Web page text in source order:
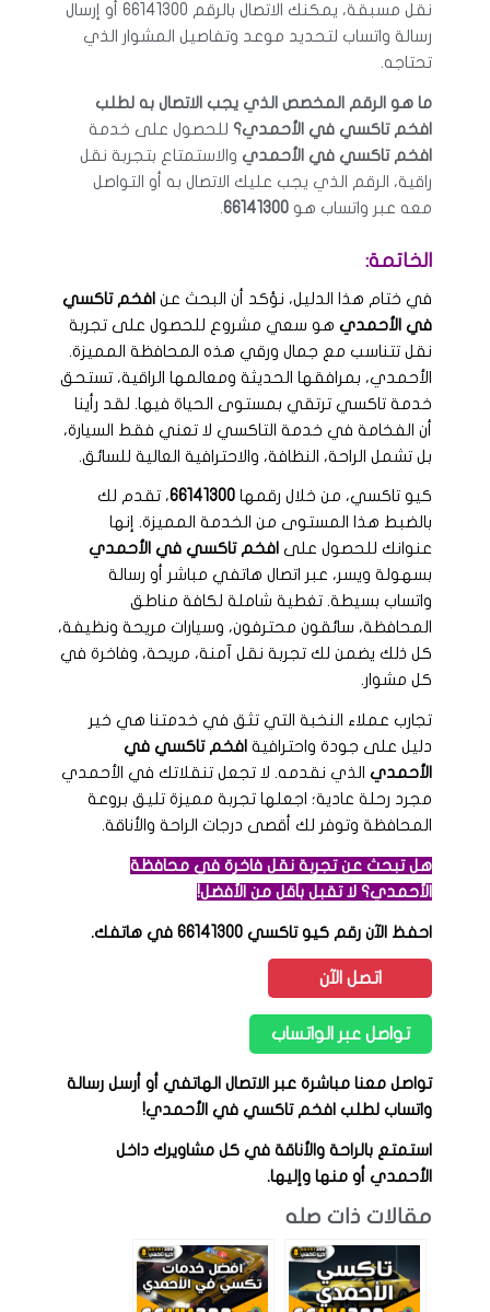
نقل مسبقة، يمكنك الاتصال بالرقم 66141300 أو إرسال
رسالة واتساب لتحديد موعد وتفاصيل المشوار الذي
تحتاجه.
ما هو الرقم المخصص الذي يجب الاتصال به لطلب
افخم تاكسي في الأحمدي؟ للحصول على خدمة
افخم تاكسي في الأحمدي والاستمتاع بتجربة نقل
راقية، الرقم الذي يجب عليك الاتصال به أو التواصل
معه عبر واتساب هو 66141300
.
الخاتمة:
في ختام هذا الدليل، نؤكد أن البحث عن افخم تاكسي
في الأحمديهو سعي مشروع للحصول على تجربة
نقل تتناسب مع جمال ورقي هذه المحافظة المميزة.
الأحمدي، بمرافقها الحديثة ومعالمها الراقية، تستحق
خدمة تاكسي ترتقي بمستوى الحياة فيها. لقد رأينا
أن الفخامة في خدمة التاكسي لا تعني فقط السيارة،
بل تشمل الراحة، النظافة، والاحترافية العالية للسائق.
كيو تاكسي، من خلال رقمها 66141300، تقدم لك
بالضبط هذا المستوى من الخدمة المميزة. إنها
عنوانك للحصول على افخم تاكسي في الأحمدي
بسهولة ويسر، عبر اتصال هاتفي مباشر أو رسالة
واتساب بسيطة. تغطية شاملة لكافة مناطق
المحافظة، سائقون محترفون، وسيارات مريحة ونظيفة،
كل ذلك يضمن لك تجربة نقل آمنة، مريحة، وفاخرة في
كل مشوار.
تجارب عملاء النخبة التي تثق في خدمتنا هي خير
دليل على جودة واحترافية افخم تاكسي في
الأحمديالذي نقدمه. لا تجعل تنقلاتك في الأحمدي
مجرد رحلة عادية؛ اجعلها تجربة مميزة تليق بروعة
المحافظة وتوفر لك أقصى درجات الراحة والأناقة.
هل تبحث عن تجربة نقل فاخرة في محافظة
الأحمدي؟ لا تقبل بأقل من الأفضل!
احفظ الآن رقم كيو تاكسي 66141300 في هاتفك.
اتصل الآن
تواصل عبر الواتساب
تواصل معنا مباشرة عبر الاتصال الهاتفي أو أرسل رسالة
واتساب لطلب افخم تاكسي في الأحمدي!
استمتع بالراحة والأناقة في كل مشاويرك داخل
الأحمدي أو منها وإليها.
مقالات ذات صله